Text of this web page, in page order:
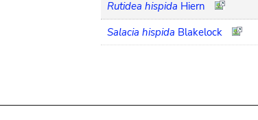
Rutidea hispida Hiern
Salacia hispida Blakelock